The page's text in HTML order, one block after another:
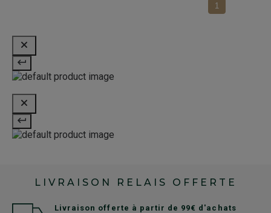
1
LIVRAISON RELAIS OFFERTE
Livraison offerte à partir de 99€ d'achats